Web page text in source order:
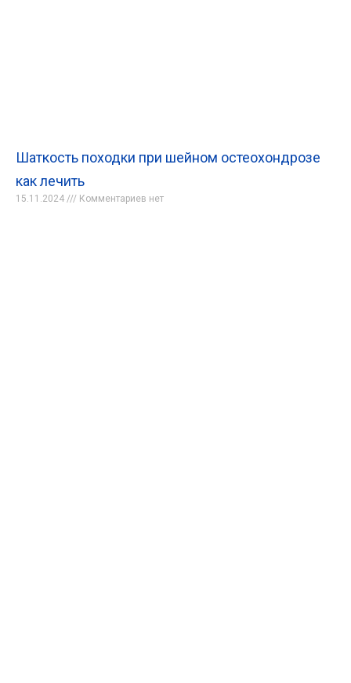
Шаткость походки при шейном остеохондрозе
как лечить
15.11.2024 Комментариев нет